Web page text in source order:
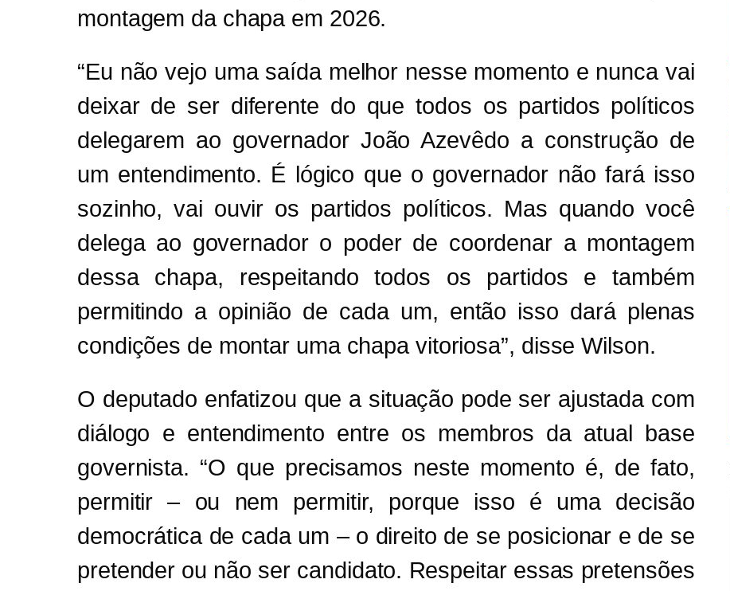
montagem da chapa em 2026.
“Eu não vejo uma saída melhor nesse momento e nunca vai
deixar de ser diferente do que todos os partidos políticos
delegarem ao governador João Azevêdo a construção de
um entendimento. É lógico que o governador não fará isso
sozinho, vai ouvir os partidos políticos. Mas quando você
delega ao governador o poder de coordenar a montagem
dessa chapa, respeitando todos os partidos e também
permitindo a opinião de cada um, então isso dará plenas
condições de montar uma chapa vitoriosa”, disse Wilson.
O deputado enfatizou que a situação pode ser ajustada com
diálogo e entendimento entre os membros da atual base
governista. “O que precisamos neste momento é, de fato,
permitir – ou nem permitir, porque isso é uma decisão
democrática de cada um – o direito de se posicionar e de se
pretender ou não ser candidato. Respeitar essas pretensões